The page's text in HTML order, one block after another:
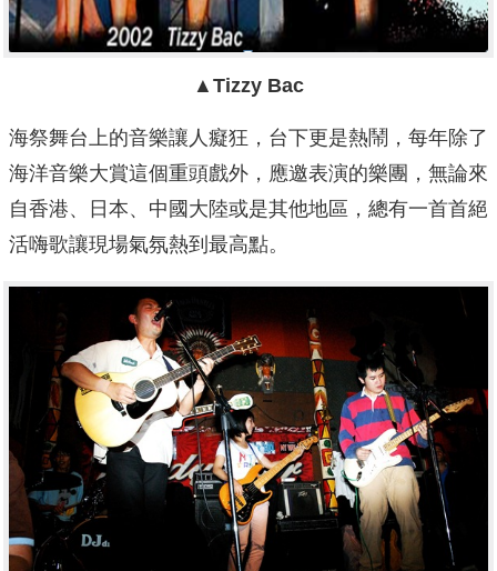
▲Tizzy Bac
海祭舞台上的音樂讓人癡狂，台下更是熱鬧，每年除了
海洋音樂大賞這個重頭戲外，應邀表演的樂團，無論來
自香港、日本、中國大陸或是其他地區，總有一首首絕
活嗨歌讓現場氣氛熱到最高點。